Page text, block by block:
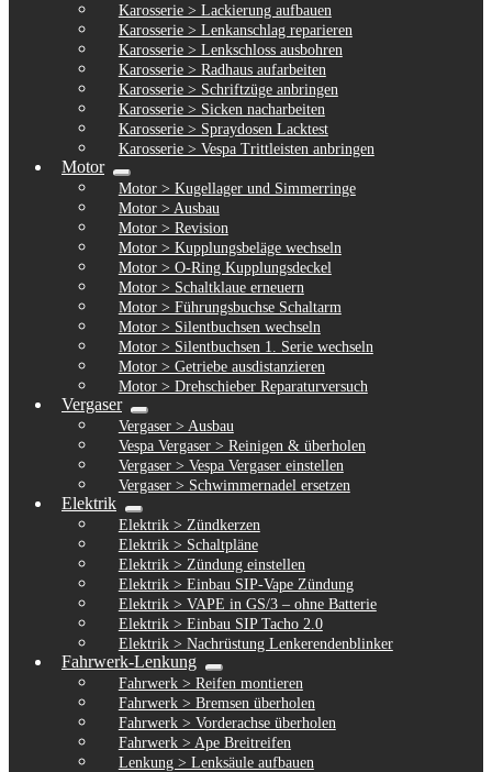
Karosserie > Lackierung aufbauen
Karosserie > Lenkanschlag reparieren
Karosserie > Lenkschloss ausbohren
Karosserie > Radhaus aufarbeiten
Karosserie > Schriftzüge anbringen
Karosserie > Sicken nacharbeiten
Karosserie > Spraydosen Lacktest
Karosserie > Vespa Trittleisten anbringen
Motor
Untermenü
ausklappen
Motor > Kugellager und Simmerringe
Motor > Ausbau
Motor > Revision
Motor > Kupplungsbeläge wechseln
Motor > O-Ring Kupplungsdeckel
Motor > Schaltklaue erneuern
Motor > Führungsbuchse Schaltarm
Motor > Silentbuchsen wechseln
Motor > Silentbuchsen 1. Serie wechseln
Motor > Getriebe ausdistanzieren
Motor > Drehschieber Reparaturversuch
Vergaser
Untermenü
ausklappen
Vergaser > Ausbau
Vespa Vergaser > Reinigen & überholen
Vergaser > Vespa Vergaser einstellen
Vergaser > Schwimmernadel ersetzen
Elektrik
Untermenü
ausklappen
Elektrik > Zündkerzen
Elektrik > Schaltpläne
Elektrik > Zündung einstellen
Elektrik > Einbau SIP-Vape Zündung
Elektrik > VAPE in GS/3 – ohne Batterie
Elektrik > Einbau SIP Tacho 2.0
Elektrik > Nachrüstung Lenkerendenblinker
Fahrwerk-Lenkung
Untermenü
ausklappen
Fahrwerk > Reifen montieren
Fahrwerk > Bremsen überholen
Fahrwerk > Vorderachse überholen
Fahrwerk > Ape Breitreifen
Lenkung > Lenksäule aufbauen